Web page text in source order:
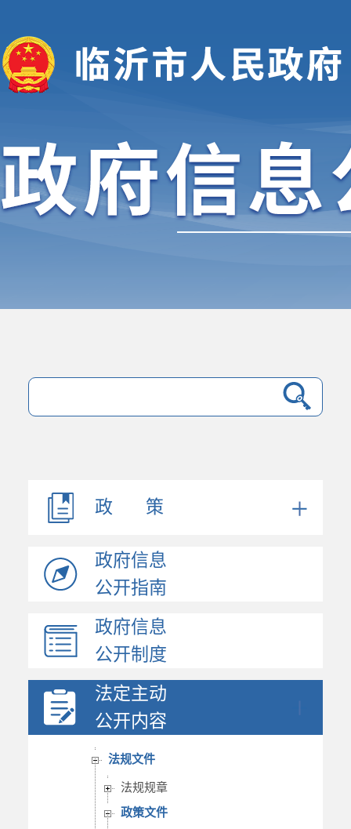
政 策
政府信息
公开指南
政府信息
公开制度
法定主动
公开内容
法规文件
法规规章
政策文件